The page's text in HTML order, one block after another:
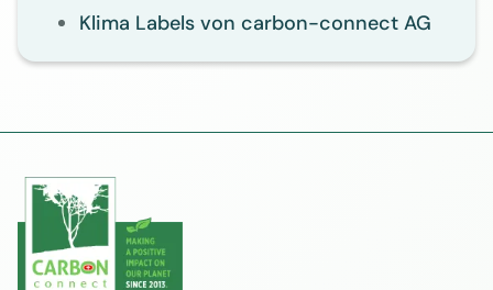
Klima Labels von carbon-connect AG